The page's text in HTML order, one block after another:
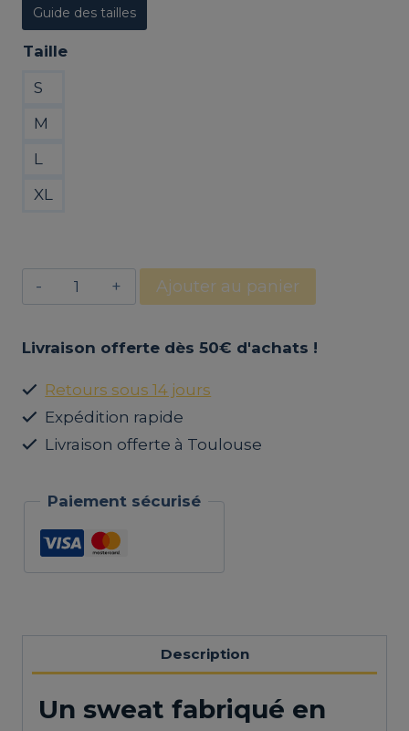
Guide des tailles
Taille
S
M
L
XL
quantité
de
bleu
bio
Gilles
Ajouter au panier
Livraison offerte dès 50€ d'achats !
Retours sous 14 jours
Expédition rapide
Livraison offerte à Toulouse
Paiement sécurisé
Description
Un sweat fabriqué en